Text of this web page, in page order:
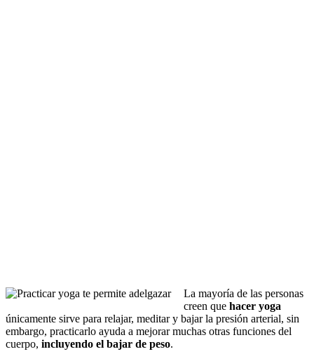
La mayoría de las personas
creen que hacer yoga
únicamente sirve para relajar, meditar y bajar la presión arterial, sin
embargo, practicarlo ayuda a mejorar muchas otras funciones del
cuerpo, incluyendo el bajar de peso.